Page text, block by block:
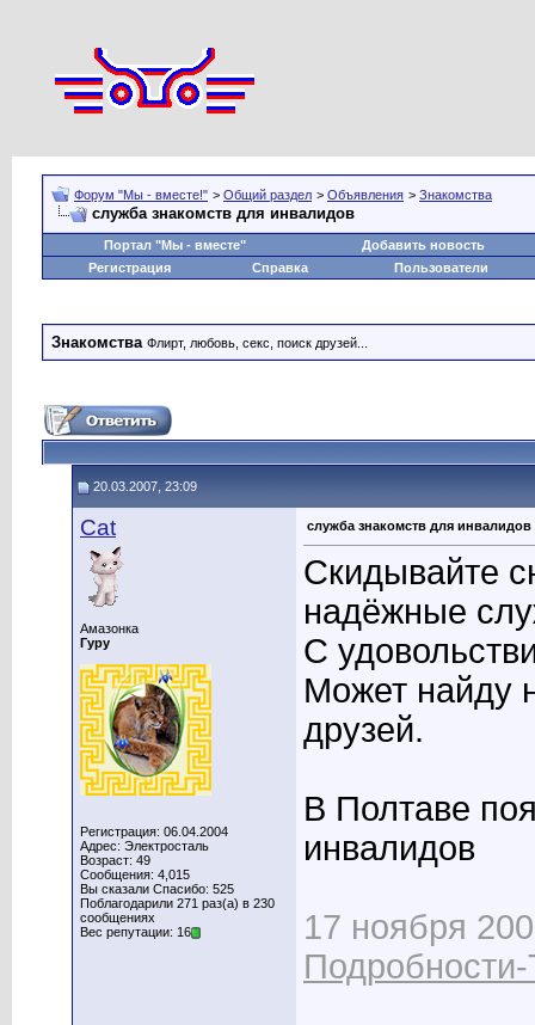
Форум "Мы - вместе!" > Общий раздел > Объявления > Знакомства
служба знакомств для инвалидов
Портал "Мы - вместе"
Добавить новость
Регистрация
Справка Пользователи
Знакомства Флирт, любовь, секс, поиск друзей...
20.03.2007, 23:09
Cat
Амазонка
Гуру
Регистрация: 06.04.2004
Адрес: Электросталь
Возраст: 49
Сообщения: 4,015
Вы сказали Спасибо: 525
Поблагодарили 271 раз(а) в 230
сообщениях
Вес репутации: 16
служба знакомств для инвалидов
Скидывайте
надёжные
С
Может найду
друзей.
В Полтаве
инвалидов
17 ноября